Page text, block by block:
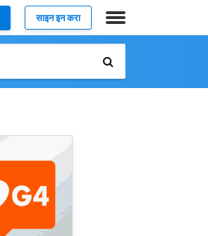
साइन इन करा